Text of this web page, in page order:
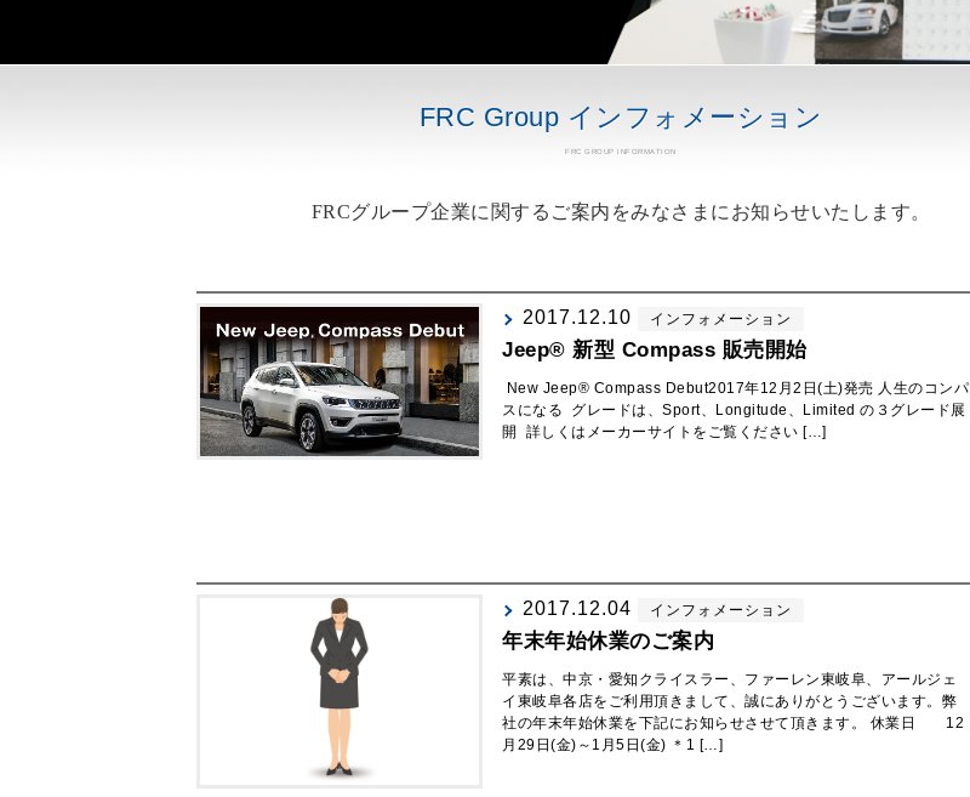
FRC Group インフォメーション
FRC GROUP INFORMATION
FRCグループ企業に関するご案内をみなさまにお知らせいたします。
2017.12.10 インフォメーション
Jeep® 新型 Compass 販売開始
New Jeep® Compass Debut2017年12月2日(土)発売 人生のコンパ
スになる グレードは、Sport、Longitude、Limited の３グレード展
開 詳しくはメーカーサイトをご覧ください […]
2017.12.04 インフォメーション
年末年始休業のご案内
平素は、中京・愛知クライスラー、ファーレン東岐阜、アールジェ
イ東岐阜各店をご利用頂きまして、誠にありがとうございます。弊
社の年末年始休業を下記にお知らせさせて頂きます。 休業日 12
月29日(金)～1月5日(金) ＊1 […]